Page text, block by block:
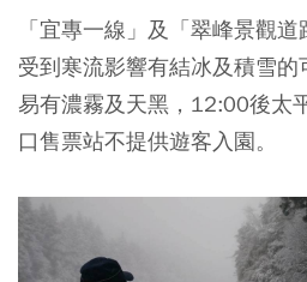
「宜專一線」及「翠峰景觀
受到寒流影響有結冰及積雪
易有濃霧及天黑，12:00後太
口售票站不提供遊客入園。